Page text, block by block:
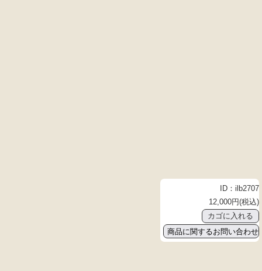
ID：ilb2707
12,000円(税込)
商品に関するお問い合わせ